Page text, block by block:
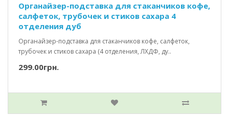
Органайзер-подставка для стаканчиков кофе,
салфеток, трубочек и стиков сахара 4
отделения дуб
Органайзер-подставка для стаканчиков кофе, салфеток,
трубочек и стиков сахара (4 отделения, ЛХДФ, ду..
299.00грн.